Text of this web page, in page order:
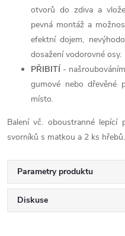
otvorů do zdiva a
pevná montáž a
efektní dojem,
dosažení vodorovné osy.
PŘIBITÍ -
gumové nebo dřevěné
místo.
Balení vč. oboustranné
svorníků s matkou a 2 ks hřebů.
Parametry produktu
Diskuse